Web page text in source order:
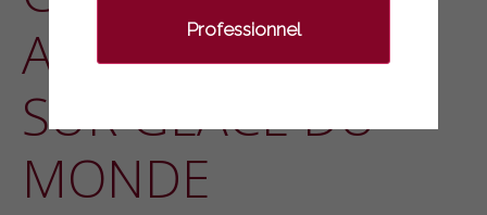
AUTO & MOTO
SUR GLACE DU
MONDE
Professionnel